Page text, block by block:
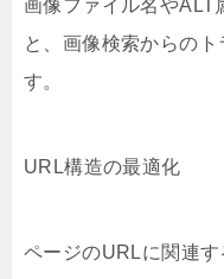
画像ファイル名やALT
と、画像検索からの
す。
URL構造の最適化
ページのURLに関連